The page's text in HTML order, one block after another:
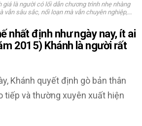
giá là người có lối dẫn chương trình nhẹ nhàng
vẫn sâu sắc, nổi loạn mà vẫn chuyên nghiệp,…
nhất định như ngày nay, ít ai
2015) Khánh là người rất
Khánh quyết định gò bản thân
tiếp và thường xuyên xuất hiện